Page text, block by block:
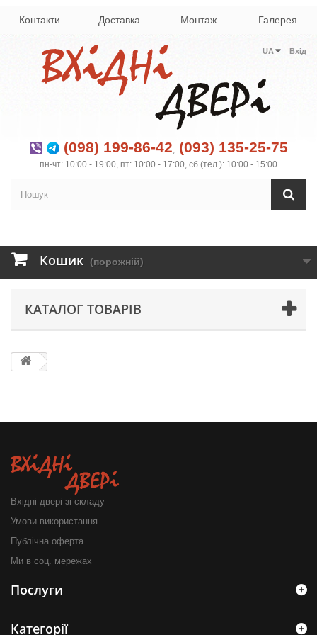
Контакти Доставка Монтаж Галерея
Вхід
UA
(098) 199-86-42, (093) 135-25-75
пн-чт: 10:00 - 19:00, пт: 10:00 - 17:00, сб (тел.): 10:00 - 15:00
Кошик (порожній)
КАТАЛОГ ТОВАРІВ
Вхідні двері зі складу
Умови використання
Публічна оферта
Ми в соц. мережах
Послуги
Категорії